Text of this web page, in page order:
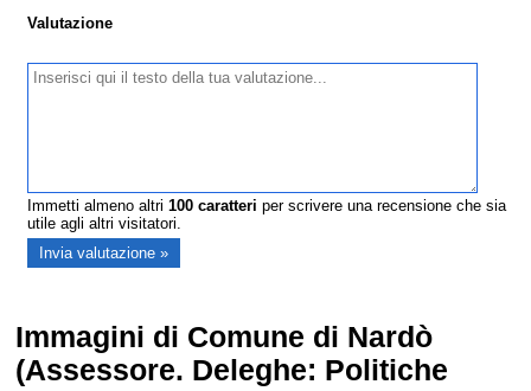
Valutazione
Immetti almeno altri100 caratteri per scrivere una recensione che sia
utile agli altri visitatori.
Immagini di Comune di Nardò
(Assessore. Deleghe: Politiche